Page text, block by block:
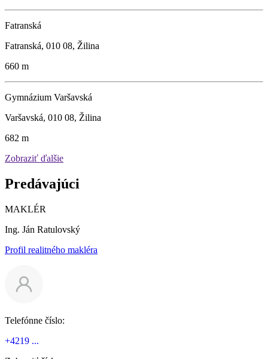
Fatranská
Fatranská, 010 08, Žilina
660 m
Gymnázium Varšavská
Varšavská, 010 08, Žilina
682 m
Zobraziť ďalšie
Predávajúci
MAKLÉR
Ing. Ján Ratulovský
Profil realitného makléra
Telefónne číslo:
+4219 ...